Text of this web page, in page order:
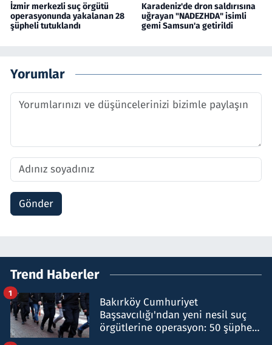
İzmir merkezli suç örgütü
operasyonunda yakalanan 28
şüpheli tutuklandı
Karadeniz'de dron saldırısına
uğrayan "NADEZHDA" isimli
gemi Samsun'a getirildi
Yorumlar
Gönder
Trend Haberler
Bakırköy Cumhuriyet
Başsavcılığı'ndan yeni nesil suç
örgütlerine operasyon: 50 şüpheli
1